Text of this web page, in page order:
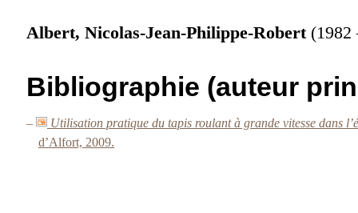
Albert, Nicolas-Jean-Philippe-Robert (1982
Bibliographie (auteur
–
Utilisation pratique du tapis roulant à grande vitesse dans
d’Alfort, 2009.